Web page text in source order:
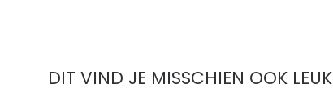
DIT VIND JE MISSCHIEN OOK LEUK